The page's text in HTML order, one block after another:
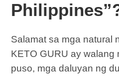
Salamat sa mga natural
KETO GURU ay
puso, mga daluyan ng